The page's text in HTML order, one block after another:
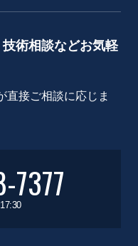
術相談などお気軽
直接ご相談に応じま
7377